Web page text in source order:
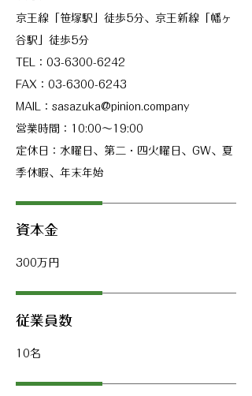
​京王線「笹塚駅」徒歩5分、京王新線「幡ヶ
谷駅」徒歩5分
TEL：03-6300-6242
FAX：03-6300-6243
MAIL：sasazuka@pinion.company
営業時間：10:00〜19:00
定休日：水曜日、第二・四火曜日、GW、夏
季休暇、年末年始
資本金
300万円
​従業員数
10名